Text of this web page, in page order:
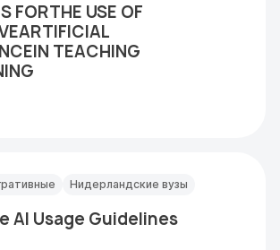
FORTHE USE OF
TEACHING
Нидерландские вузы
AI Usage Guidelines